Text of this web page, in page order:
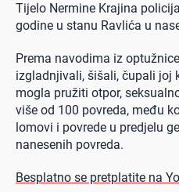
Tijelo Nermine Krajina
godine u stanu Ravlića u
Prema navodima iz
izgladnjivali, šišali, čupali joj
mogla pružiti otpor,
više od 100 povreda, među
lomovi i povrede u predjelu
nanesenih povreda.
Besplatno se pretplatite na